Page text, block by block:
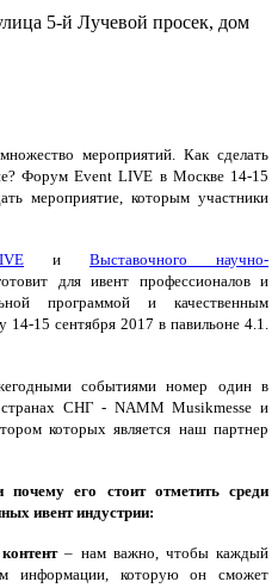
5-й Лучевой просек, дом
мероприятий. Как сделать
Форум Event LIVE в Москве 14-15
мероприятие, которым участники
и Выставочного научно-
для ивент профессионалов и
программой и качественным
15 сентября 2017 в павильоне 4.1.
событиями номер один в
СНГ - NAMM Musikmesse и
которых является наш партнер
его стоит отметить среди
ивент индустрии:
– нам важно, чтобы каждый
информации, которую он сможет